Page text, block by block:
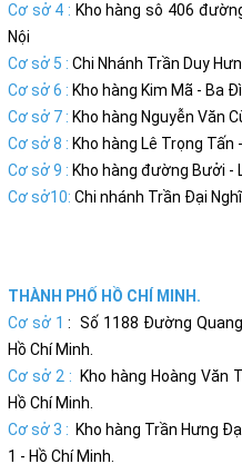
Cơ sở 4 : Kho hàng sô 406
Nội
Cơ sở 5 : Chi Nhánh Trần Duy
Cơ sở 6 : Kho hàng Kim Mã - Ba
Cơ sở 7 : Kho hàng Nguyễn Văn
Cơ sở 8 : Kho hàng Lê Trọng Tấn
Cơ sở 9 : Kho hàng đường Bưởi -
Cơ sở10: Chi nhánh Trần Đại
THÀNH PHỐ HỒ CHÍ MINH.
Cơ sở 1: Số 1188 Đường
Hồ Chí Minh.
Cơ sở 2 : Kho hàng Hoàng Văn
Hồ Chí Minh.
Cơ sở 3 : Kho hàng Trần Hưng
1 - Hồ Chí Minh.